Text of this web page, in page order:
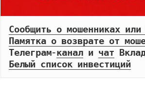
Сообщить о мошенниках или
Памятка о возврате от
Телеграм-канал и чат
Белый список инвестиций